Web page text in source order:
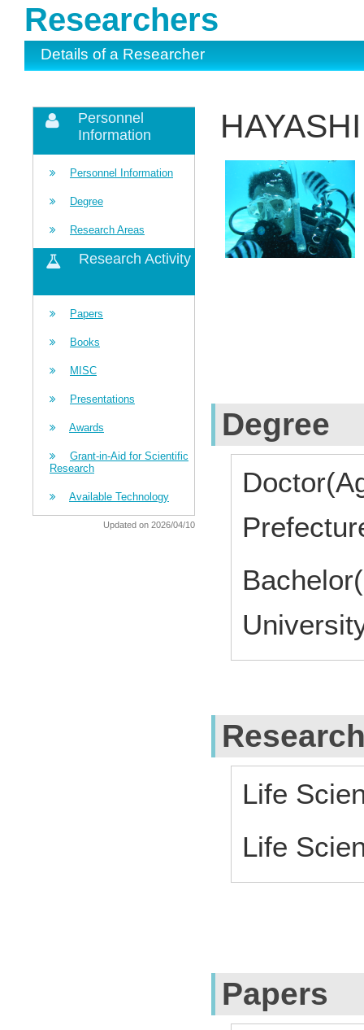
Researchers
Details of a Researcher
Personnel
Information
Personnel Information
Degree
Research Areas
Research Activity
Papers
Books
MISC
Presentations
Awards
Grant-in-Aid for Scientific
Research
Available Technology
Updated on 2026/04/10
Degree
Life
Life
Papers